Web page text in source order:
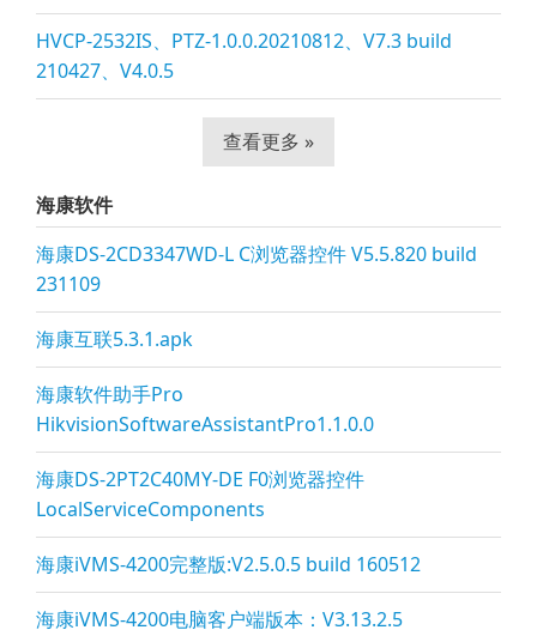
HVCP-2532IS、PTZ-1.0.0.20210812、V7.3 build
210427、V4.0.5
查看更多 »
海康软件
海康DS-2CD3347WD-L C浏览器控件 V5.5.820 build
231109
海康互联5.3.1.apk
海康软件助手Pro
HikvisionSoftwareAssistantPro1.1.0.0
海康DS-2PT2C40MY-DE F0浏览器控件
LocalServiceComponents
海康iVMS-4200完整版:V2.5.0.5 build 160512
海康iVMS-4200电脑客户端版本：V3.13.2.5